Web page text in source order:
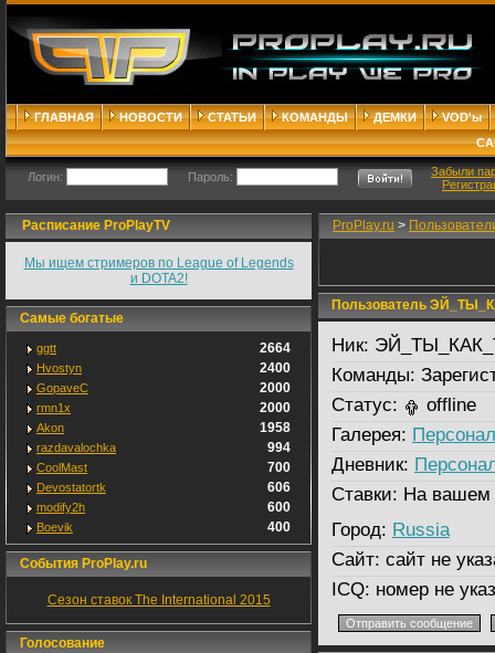
ГЛАВНАЯ НОВОСТИ СТАТЬИ КОМАНДЫ ДЕМКИ
VOD'ы
Логин: Пароль:
Забыли
Расписание ProPlayTV
Мы ищем стримеров по League of Legends
и DOTA2!
Самые богатые
ggtt 2664
Hvostyn 2400
GopaveC 2000
rmn1x 2000
Akon 1958
razdavalochka 994
CoolMast 700
Devostatortk 606
modify2h 600
Boevik 400
События ProPlay.ru
Сезон ставок The International 2015
Голосование
ProPlay.ru >
Пользователь
Ник:
Команды:
Статус:
offline
Галерея:
Дневник:
Ставки: На вашем
Город: Russia
Сайт: сайт не
ICQ: номер не